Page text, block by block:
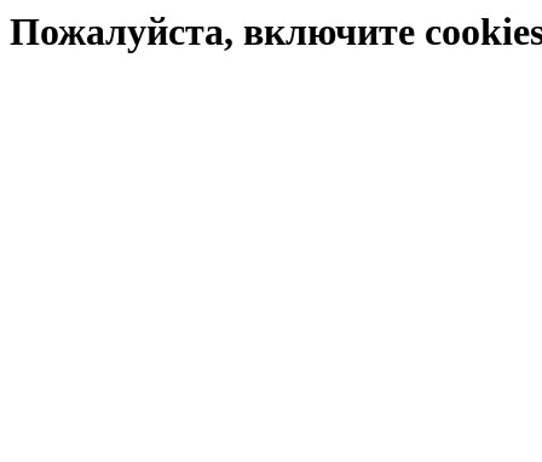
Пожалуйста, включите